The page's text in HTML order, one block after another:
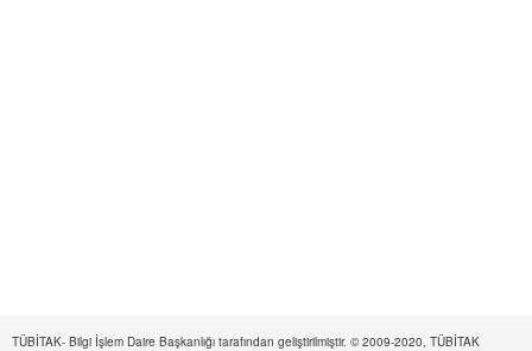
TÜBİTAK- Bilgi İşlem Daire Başkanlığı tarafından geliştirilmiştir. © 2009-2020, TÜBİTAK